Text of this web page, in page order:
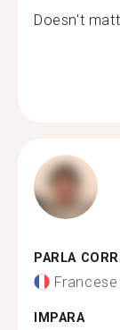
Doesn't
PARLA
Francese
IMPARA